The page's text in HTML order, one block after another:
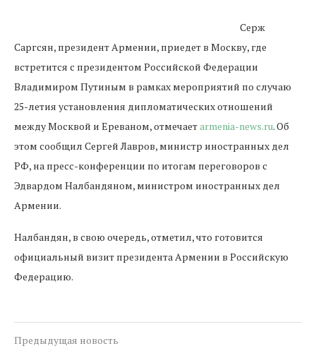
Серж
Саргсян, президент Армении, приедет в Москву, где
встретится с президентом Российской Федерации
Владимиром Путиным в рамках мероприятий по случаю
25-летия установления дипломатических отношений
между Москвой и Ереваном, отмечаетarmenia-news.ru. Об
этом сообщил Сергей Лавров, министр иностранных дел
РФ, на пресс-конференции по итогам переговоров с
Эдвардом Налбандяном, министром иностранных дел
Армении.
Налбандян, в свою очередь, отметил, что готовится
официальный визит президента Армении в Российскую
Федерацию.
Предыдущая новость